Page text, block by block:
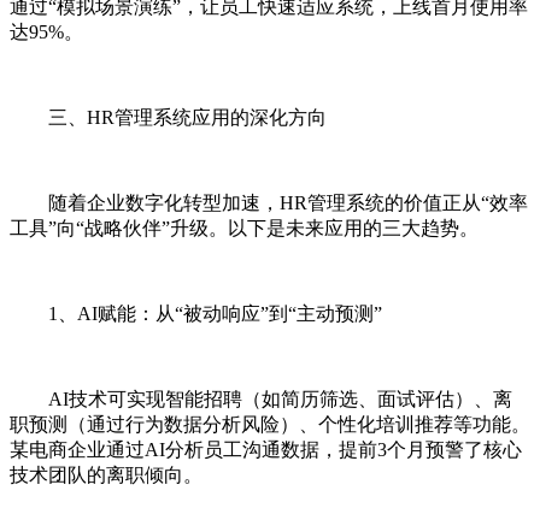
通过“模拟场景演练”，让员工快速适应系统，上线首月使用率
达95%。
三、HR管理系统应用的深化方向
随着企业数字化转型加速，HR管理系统的价值正从“效率
工具”向“战略伙伴”升级。以下是未来应用的三大趋势。
1、AI赋能：从“被动响应”到“主动预测”
AI技术可实现智能招聘（如简历筛选、面试评估）、离
职预测（通过行为数据分析风险）、个性化培训推荐等功能。
某电商企业通过AI分析员工沟通数据，提前3个月预警了核心
技术团队的离职倾向。